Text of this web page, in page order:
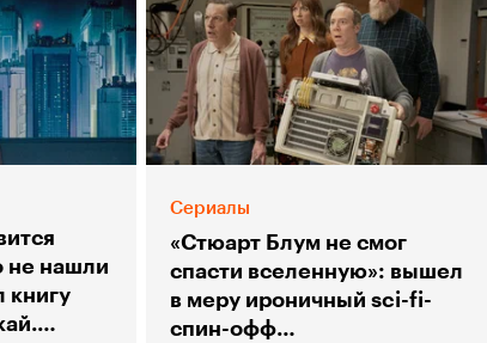
не нашли
книгу
Сериалы
«Стюарт Блум не смог
спасти вселенную»: вышел
в меру ироничный sci-fi-
спин-офф